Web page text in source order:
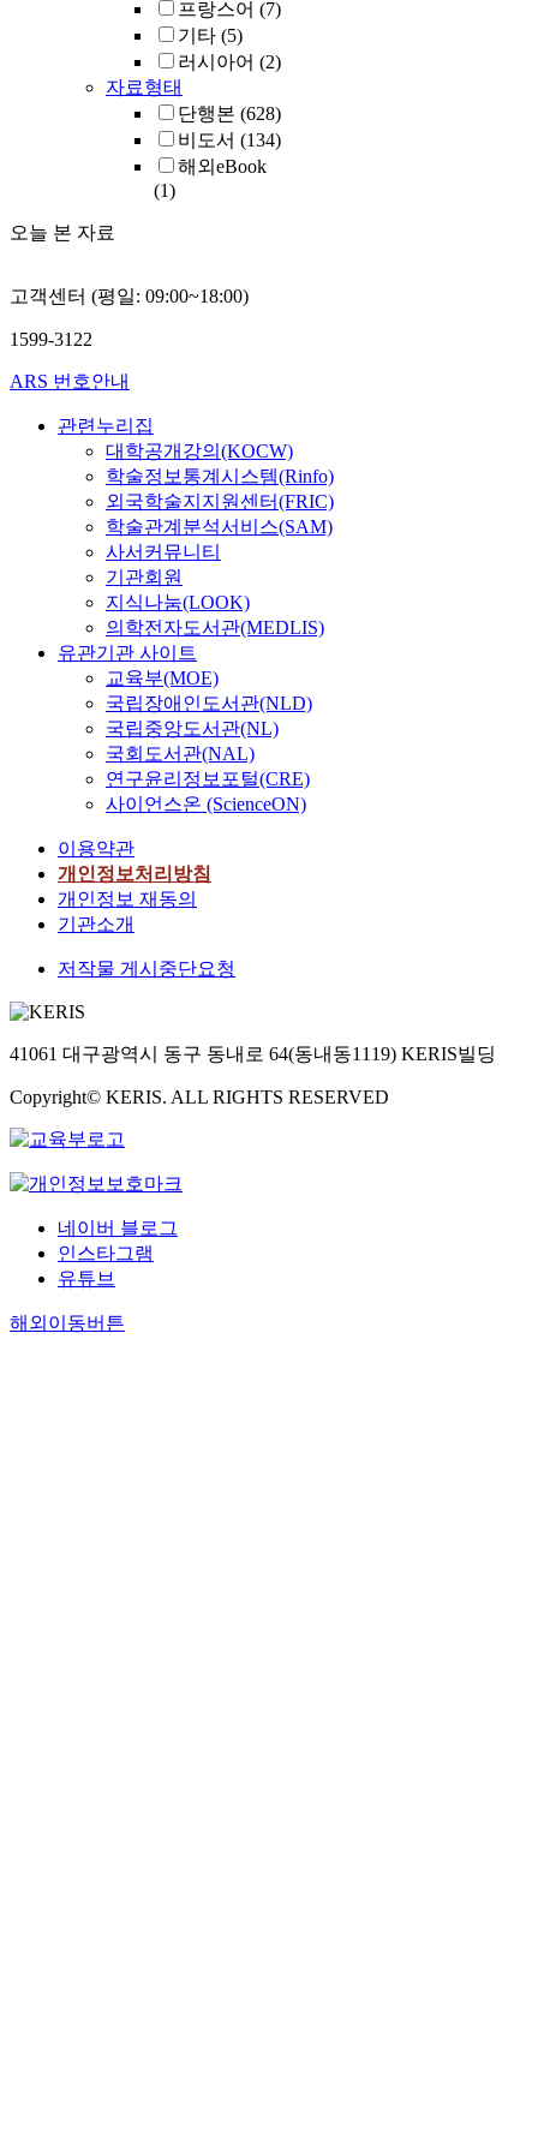
프랑스어 (7)
기타 (5)
러시아어 (2)
자료형태
단행본 (628)
비도서 (134)
해외eBook
(1)
오늘 본 자료
고객센터 (평일: 09:00~18:00)
1599-3122
ARS 번호안내
관련누리집
대학공개강의(KOCW)
학술정보통계시스템(Rinfo)
외국학술지지원센터(FRIC)
학술관계분석서비스(SAM)
사서커뮤니티
기관회원
지식나눔(LOOK)
의학전자도서관(MEDLIS)
유관기관 사이트
교육부(MOE)
국립장애인도서관(NLD)
국립중앙도서관(NL)
국회도서관(NAL)
연구윤리정보포털(CRE)
사이언스온 (ScienceON)
이용약관
개인정보처리방침
개인정보 재동의
기관소개
저작물 게시중단요청
41061 대구광역시 동구 동내로 64(동내동1119) KERIS빌딩
Copyright© KERIS. ALL RIGHTS RESERVED
네이버 블로그
인스타그램
유튜브
해외이동버튼